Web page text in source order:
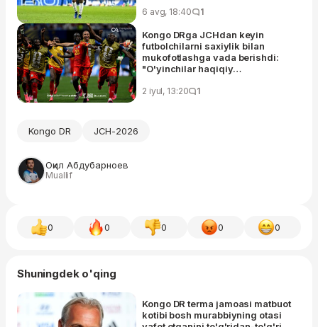
6 avg, 18:40 1
Kongo DRga JCHdan keyin
futbolchilarni saxiylik bilan
mukofotlashga vada berishdi:
"O'yinchilar haqiqiy
2 iyul, 13:20 1
Kongo DR JCH-2026
Оқил Абдубарноев
Muallif
0 0 0 0 0
Shuningdek o'qing
Kongo DR terma jamoasi matbuot
kotibi bosh murabbiyning otasi